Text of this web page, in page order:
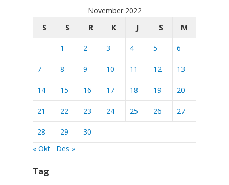
November 2022
S
S R K J S M
1 2 3 4 5 6
7 8 9 10 11 12 13
14 15 16 17 18 19 20
21 22 23 24 25 26 27
28 29
30
« Okt
Des »
Tag